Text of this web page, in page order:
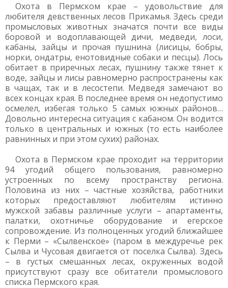
Охота в Пермском крае – удовольствие для
любителя девственных лесов Прикамья. Здесь среди
промысловых животных значатся почти все виды
боровой и водоплавающей дичи, медведи, лоси,
кабаны, зайцы и прочая пушнина (лисицы, бобры,
норки, ондатры, енотовидные собаки и песцы). Лось
обитает в приречных лесах, пушнину также тянет к
воде, зайцы и лисы равномерно распространены как
в чащах, так и в лесостепи. Медведя замечают во
всех концах края. В последнее время он недопустимо
осмелел, избегая только 5 самых южных районов…
Довольно интересна ситуация с кабаном. Он водится
только в центральных и южных (то есть наиболее
равнинных и при этом сухих) районах.
Охота в Пермском крае проходит на территории
94 угодий общего пользования, равномерно
устроенных по всему пространству региона.
Половина из них – частные хозяйства, работники
которых предоставляют любителям истинно
мужской забавы различные услуги – апартаменты,
палатки, охотничье оборудование и егерское
сопровождение. Из полноценных угодий ближайшее
к Перми – «Сылвенское» (паром в междуречье рек
Сылва и Чусовая двигается от поселка Сылва). Здесь
– в густых смешанных лесах, окруженных водой
присутствуют сразу все обитатели промыслового
списка Пермского края.